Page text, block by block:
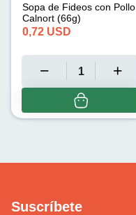
Sopa de Fideos con Pollo
Calnort (66g)
0,72 USD
Suscríbete